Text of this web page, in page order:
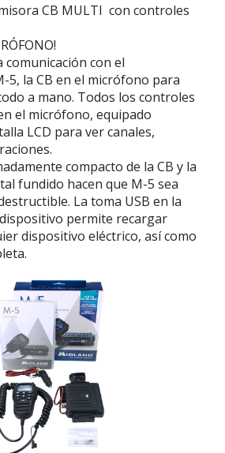
CB MULTI con controles
con el
5, la CB en el micrófono para
a mano. Todos los controles
el micrófono, equipado
LCD para ver canales,
compacto de la CB y la
fundido hacen que M-5 sea
La toma USB en la
permite recargar
dispositivo eléctrico, así como